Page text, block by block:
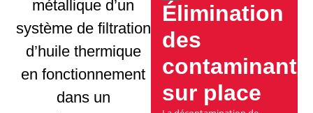
Élimination
des
contaminants
sur place